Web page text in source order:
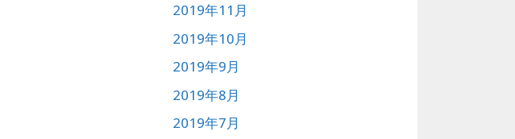
2019年11月
2019年10月
2019年9月
2019年8月
2019年7月